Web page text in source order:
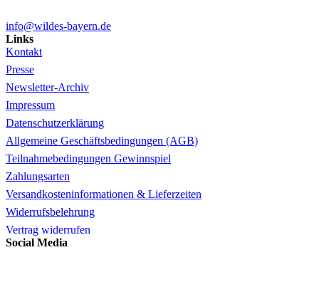
info@wildes-bayern.de
Links
Kontakt
Presse
Newsletter-Archiv
Impressum
Datenschutzerklärung
Allgemeine Geschäftsbedingungen (AGB)
Teilnahmebedingungen Gewinnspiel
Zahlungsarten
Versandkosteninformationen & Lieferzeiten
Widerrufsbelehrung
Vertrag widerrufen
Social Media